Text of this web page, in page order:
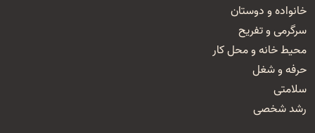
خانواده و دوستان
سرگرمی و تفریح
محیط خانه و محل کار
حرفه و شغل
سلامتی
رشد شخصی